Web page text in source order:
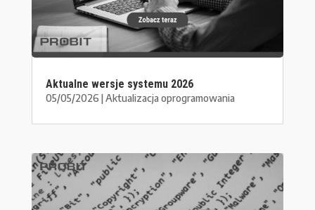
Aktualne wersje systemu 2026
05/05/2026 |Aktualizacja oprogramowania